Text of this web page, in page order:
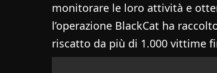
monitorare le loro attività e
l’operazione BlackCat ha
riscatto da più di 1.000 vittime